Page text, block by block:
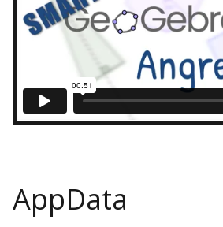
AppData